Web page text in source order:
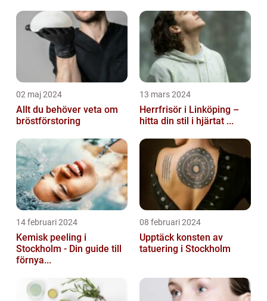
02 maj 2024
Allt du behöver veta om
bröstförstoring
13 mars 2024
Herrfrisör i Linköping –
hitta din stil i hjärtat ...
14 februari 2024
Kemisk peeling i
Stockholm - Din guide till
förnya...
08 februari 2024
Upptäck konsten av
tatuering i Stockholm